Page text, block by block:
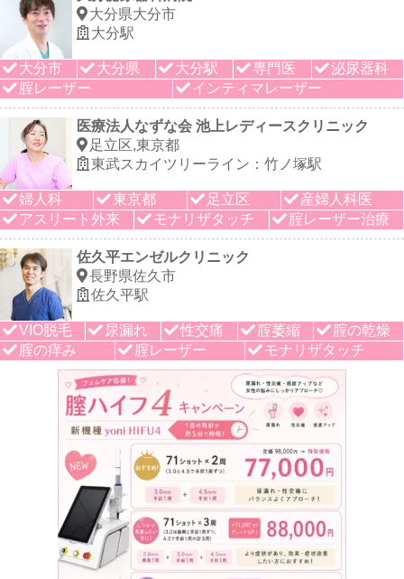
大分県大分市
大分駅
大分市 大分県 大分駅 専門医
泌尿器科
腟レーザー
インティマレーザー
医療法人なずな会 池上レディースクリニック
足立区,東京都
東武スカイツリーライン：竹ノ塚駅
婦人科 東京都 足立区
産婦人科医
アスリート外来
モナリザタッチ 腟レーザー治療
佐久平エンゼルクリニック
長野県佐久市
佐久平駅
VIO脱毛 尿漏れ 性交痛 腟萎縮
腟の乾燥
腟の痒み
腟レーザー モナリザタッチ